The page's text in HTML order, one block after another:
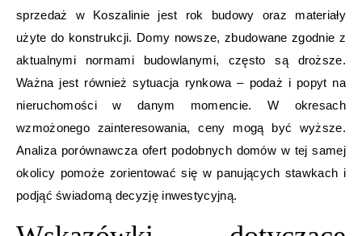
sprzedaż w Koszalinie jest rok budowy oraz materiały
użyte do konstrukcji. Domy nowsze, zbudowane zgodnie z
aktualnymi normami budowlanymi, często są droższe.
Ważna jest również sytuacja rynkowa – podaż i popyt na
nieruchomości w danym momencie. W okresach
wzmożonego zainteresowania, ceny mogą być wyższe.
Analiza porównawcza ofert podobnych domów w tej samej
okolicy pomoże zorientować się w panujących stawkach i
podjąć świadomą decyzję inwestycyjną.